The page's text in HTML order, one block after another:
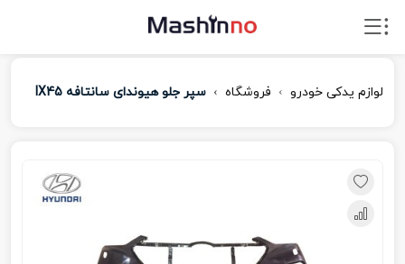
لوازم یدکی خودرو فروشگاه سپر جلو هیوندای سانتافه IX45